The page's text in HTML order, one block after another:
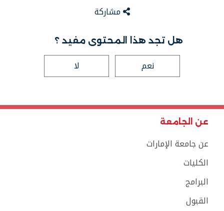
مشاركة
هل تجد هذا المحتوى مفيد ؟
نعم لا
عن الجامعة
عن جامعة الإمارات
الكليات
البرامج
القبول